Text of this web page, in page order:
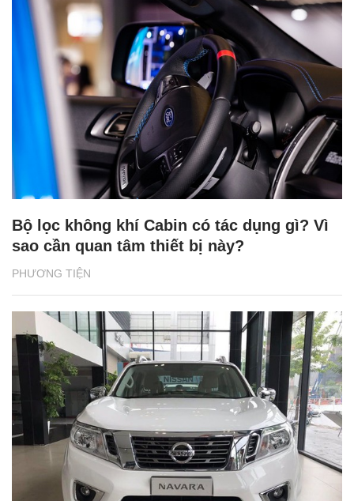
PHƯƠNG TIỆN
Bộ lọc không khí Cabin có tác dụng gì? Vì
sao cần quan tâm thiết bị này?